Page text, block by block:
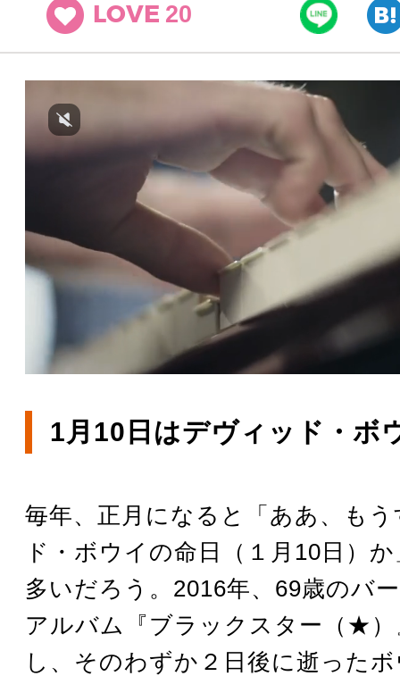
LOVE 20
1月10日はデヴィッド・ボ
毎年、正月になると「ああ、も
ド・ボウイの命日（１月10日）
多いだろう。2016年、69歳のバ
アルバム『ブラックスター（★
し、そのわずか２日後に逝った